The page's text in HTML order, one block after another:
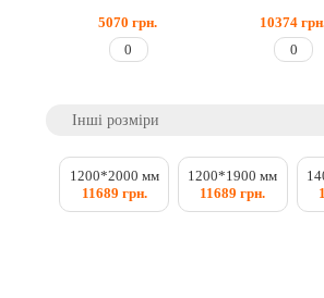
5070 грн. 10374
Інші розміри
1200*2000 мм
11689 грн.
1200*1900 мм
11689 грн.